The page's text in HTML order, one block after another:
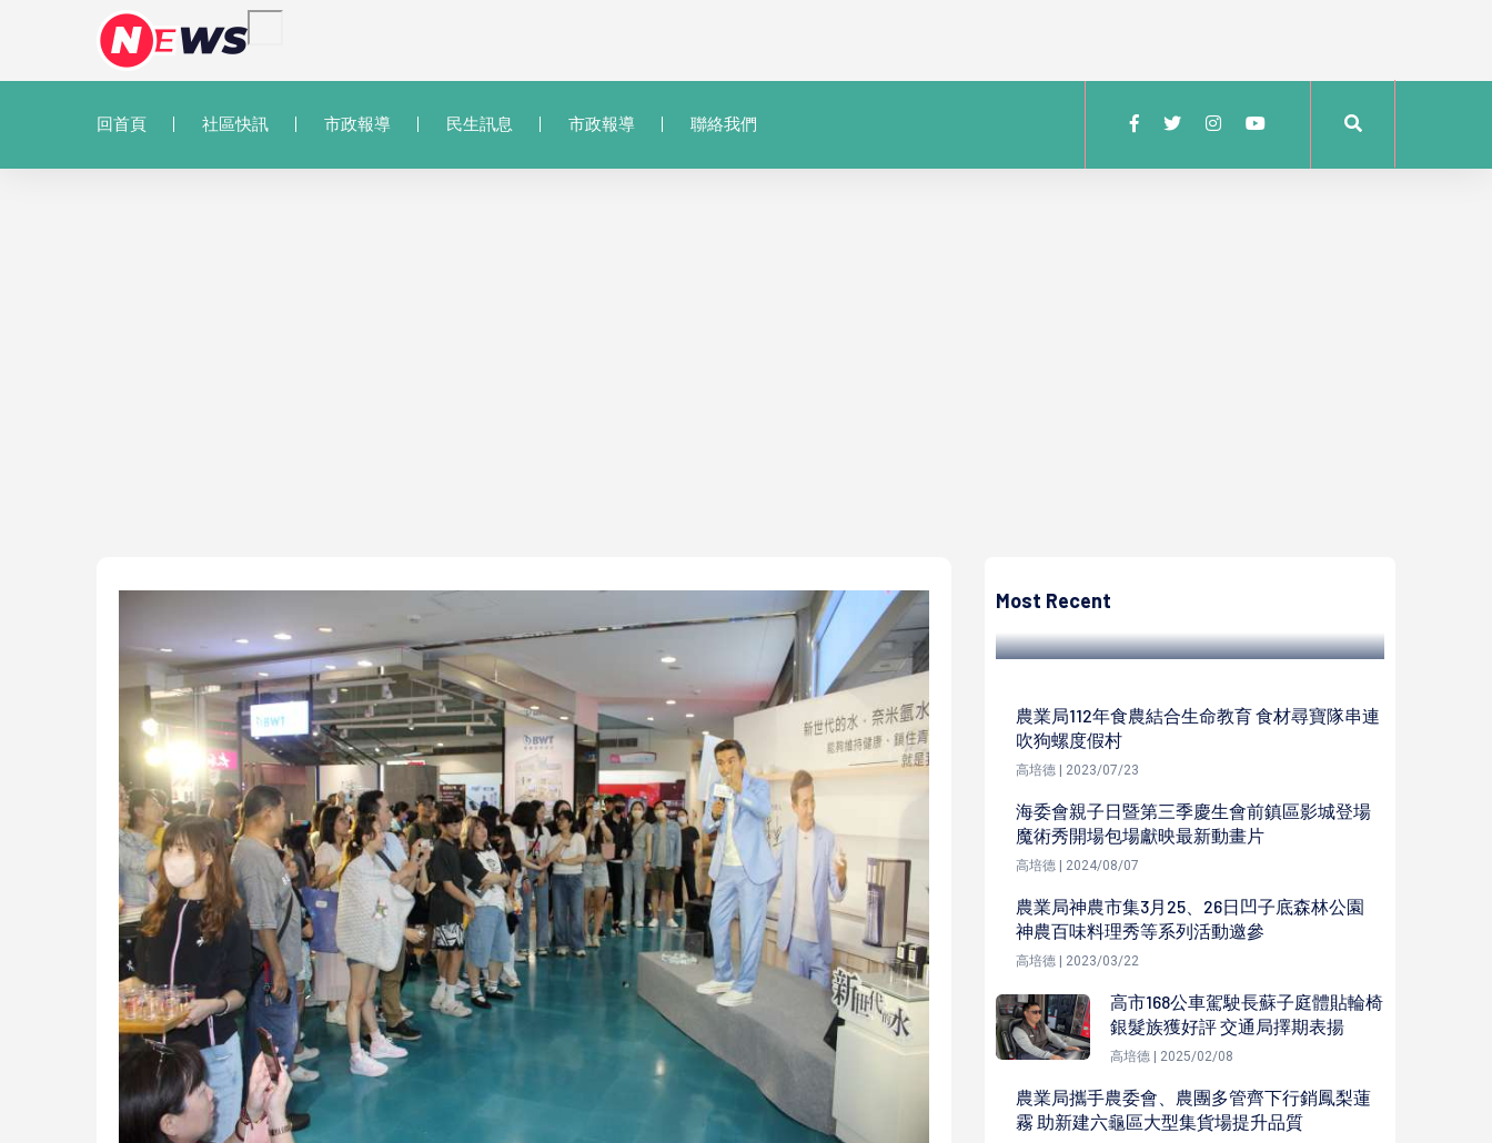
回首頁 社區快訊 市政報導 民生訊息 市政報導 聯絡我們
Most Recent
局盼公私合力推動亞灣2.0計畫
農業局112年食農結合生命教育 食材尋寶隊串連
吹狗螺度假村
高培德 | 2023/07/23
海委會親子日暨第三季慶生會前鎮區影城登場
魔術秀開場包場獻映最新動畫片
高培德 | 2024/08/07
農業局神農市集3月25、26日凹子底森林公園
神農百味料理秀等系列活動邀參
高培德 | 2023/03/22
高市168公車駕駛長蘇子庭體貼輪椅
銀髮族獲好評 交通局擇期表揚
高培德 | 2025/02/08
農業局攜手農委會、農團多管齊下行銷鳳梨蓮
霧 助新建六龜區大型集貨場提升品質